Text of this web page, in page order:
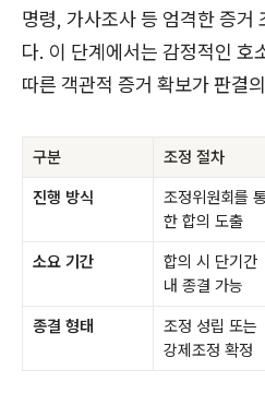
명령, 가사조사 등 엄격한 증거
다. 이 단계에서는 감정적인 호
따른 객관적 증거 확보가 판결
구분 조정 절차
진행 방식
조정위원회를
한 합의 도출
소요 기간
합의 시 단기간
내 종결 가능
종결 형태
조정 성립 또는
강제조정 확정